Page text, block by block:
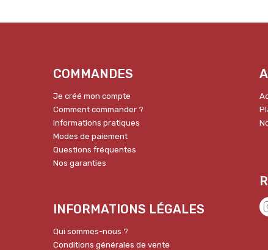
COMMANDES
Je créé mon compte
Comment commander ?
Informations pratiques
Modes de paiement
Questions fréquentes
Nos garanties
INFORMATIONS LÉGALES
Qui sommes-nous ?
Conditions générales de vente